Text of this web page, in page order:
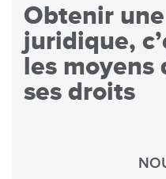
Obtenir
juridique,
les moyens
ses droits